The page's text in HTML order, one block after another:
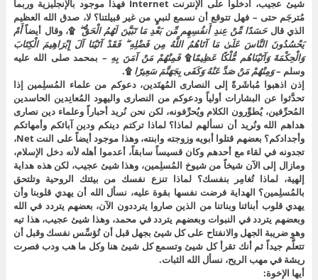
شيئ عجيب، ادخلوا على الإنترنت Internet فهذا موجود بالإنجليزية وربما
مُترجَم حتى – فهل تتوقع أن نسمع لنبيٍ من غير قبيلتنا؟ لا، صدق الله العظيم
الذي قالحَسَدًا مِّنْ عِندِ أَنفُسِهِم مِّن بَعْدِ مَا تَبَيَّنَ لَهُمُ الْحَقُّ ۖ ۩، وقال أيضاًأَمْ
يَحْسُدُونَ النَّاسَ عَلَىٰ مَا آتَاهُمُ اللَّهُ مِن فَضْلِهِ ۖ فَقَدْ آتَيْنَا آلَ إِبْرَاهِيمَ الْكِتَابَ
وَالْحِكْمَةَ وَآتَيْنَاهُم مُّلْكًا عَظِيمًا۩فَمِنْهُمْ مَنْ آمَنَ بِهِ – بمحمد صلى الله عليه
وسلم –وَمِنْهُمْ مَنْ صَدَّ عَنْهُ وَكَفَى بِجَهَنَّمَ سَعِيرًا ۩.
إذن اذهبوا مُباشَرةً إلى النصارى المُهتَدين، دعوكم من علماء المُسلِمين إذا
تحدَّثوا عن البشارات أولياً ودعوكم من النصارى واليهود المُعانِدين الحاسدين
المُحرِّفين، يُطوِّرون الكلام ويُحرِّفونه، لكن نحن نُريد أحباراً وعلماء دين نصارى
هداهم الله ونُريد أن نسألهم لماذا؟ لماذا تركتم دينكم ودين آبائكم وأمهاتكم
وأجدادكم؟ بعضهم قتلوا أبويه وزوجته وابنته، وهذا موجود أيضاً على النت Net،
تجدونه في لقاء مع أحدهم وكان قسيساً سابقاً، أعدموا أهله لأنه دخل الإسلام،
ومازال إلى الآن شيخاً من شيوخ المُسلِمين، وهذا شيئ عجيب، لكن هذه هداية
إلهية، لماذا تُغامِر بنفسك؟ لماذا تنزع نفسك من بيئتك الروحية وتلتحق
بالمُسلِمين؟ الهداية فرضت نفسها بقوة عليه، نسأل الله أن يهدي قلوبنا وأن
يهدي قلوب أبنائنا وبناتنا من الذين صاروا يترددون الآن، بعضهم يتردد في الله
وبعضهم يتردد في النبوات وبعضهم يتردد في محمد، وهذا شيئ عجيب، هذا تيه
وهو ضريبة الجهل والانفتاح على كل شيئ بجهل قبل أن تُؤسِّس نفسك وقبل أن
تتعلَّم جيداً ثم أنك تقرأ كل شيئ وتسمع كل شيئ هنا وكل ما هب ودب فصرت
ريشة في مهب الريح، نسأل الله الثبات.
أيها الإخوة: